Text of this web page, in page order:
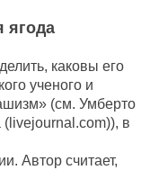
ягода
каковы его
ученого и
(см. Умберто
в
Автор считает,